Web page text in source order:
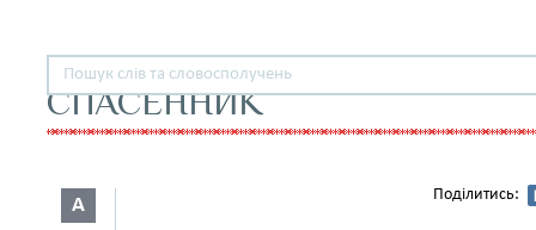
СПАСЕННИК
А Поділитись: